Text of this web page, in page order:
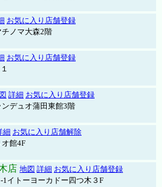
お気に入り店舗登録
ノマ大森2階
お気に入り店舗登録
詳細 お気に入り店舗登録
デュオ蒲田東館3階
細 お気に入り店舗解除
館4F
店 地図 詳細 お気に入り店舗登録
イトーヨーカドー四つ木３F